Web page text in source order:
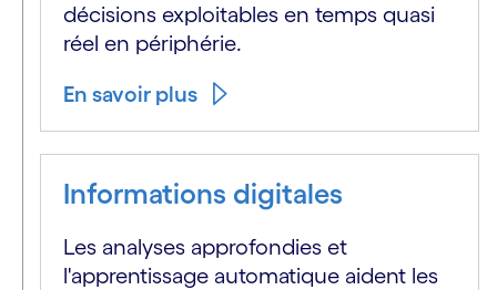
décisions exploitables en temps quasi
réel en périphérie.
En savoir plus
Informations digitales
Les analyses approfondies et
l'apprentissage automatique aident les